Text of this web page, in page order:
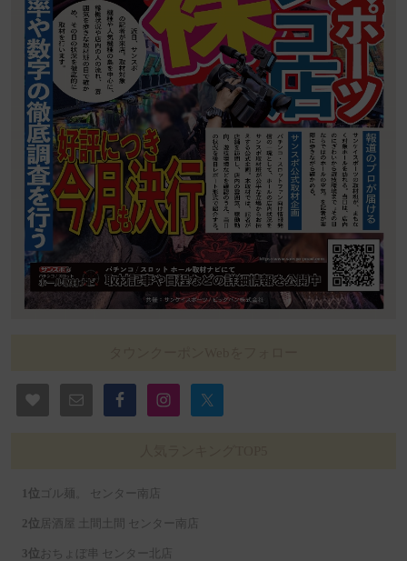
ゴル麺。 センター南店
居酒屋 土間土間 センター南店
おちょぼ串 センター北店